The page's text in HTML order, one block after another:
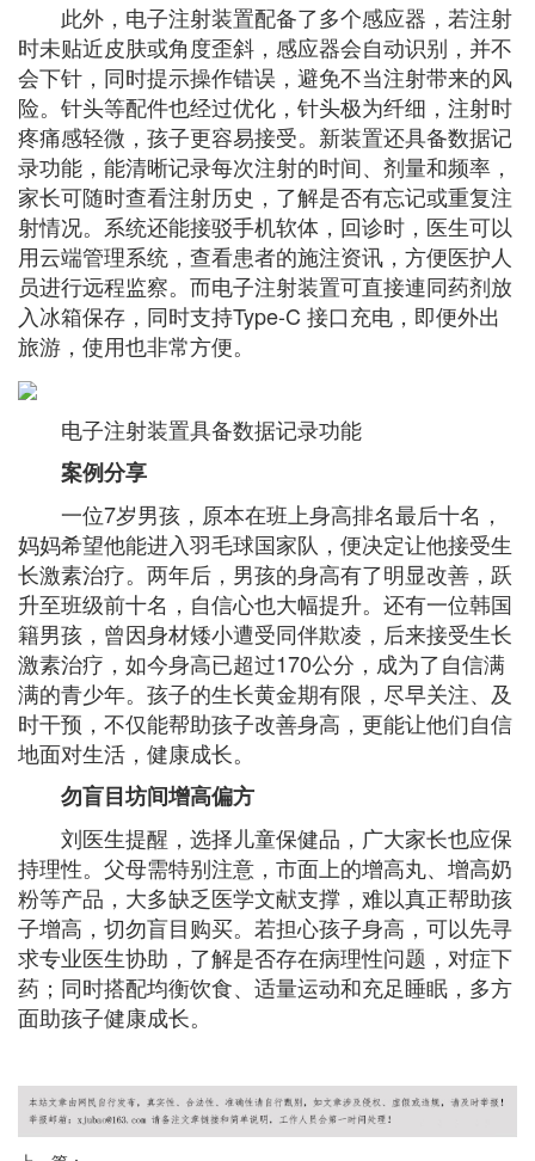
此外，电子注射装置配备了多个感应器，若注射
时未贴近皮肤或角度歪斜，感应器会自动识别，并不
会下针，同时提示操作错误，避免不当注射带来的风
险。针头等配件也经过优化，针头极为纤细，注射时
疼痛感轻微，孩子更容易接受。新装置还具备数据记
录功能，能清晰记录每次注射的时间、剂量和频率，
家长可随时查看注射历史，了解是否有忘记或重复注
射情况。系统还能接驳手机软体，回诊时，医生可以
用云端管理系统，查看患者的施注资讯，方便医护人
员进行远程监察。而电子注射装置可直接連同药剂放
入冰箱保存，同时支持Type-C 接口充电，即便外出
旅游，使用也非常方便。
电子注射装置具备数据记录功能
案例分享
一位7岁男孩，原本在班上身高排名最后十名，
妈妈希望他能进入羽毛球国家队，便决定让他接受生
长激素治疗。两年后，男孩的身高有了明显改善，跃
升至班级前十名，自信心也大幅提升。还有一位韩国
籍男孩，曾因身材矮小遭受同伴欺凌，后来接受生长
激素治疗，如今身高已超过170公分，成为了自信满
满的青少年。孩子的生长黄金期有限，尽早关注、及
时干预，不仅能帮助孩子改善身高，更能让他们自信
地面对生活，健康成长。
勿盲目坊间增高偏方
刘医生提醒，选择儿童保健品，广大家长也应保
持理性。父母需特别注意，市面上的增高丸、增高奶
粉等产品，大多缺乏医学文献支撑，难以真正帮助孩
子增高，切勿盲目购买。若担心孩子身高，可以先寻
求专业医生协助，了解是否存在病理性问题，对症下
药；同时搭配均衡饮食、适量运动和充足睡眠，多方
面助孩子健康成长。